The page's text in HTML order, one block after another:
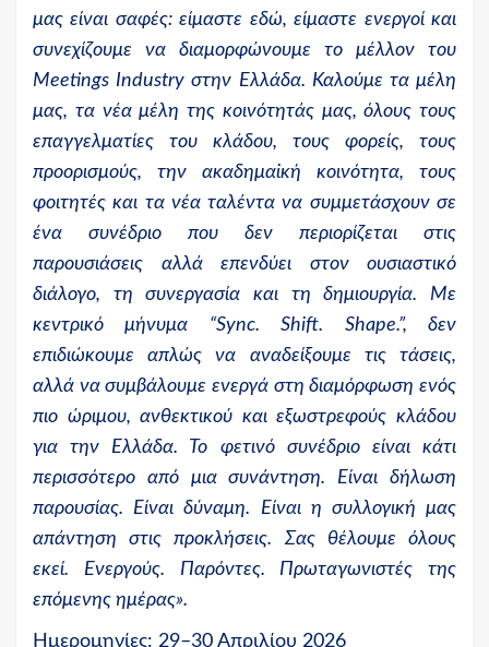
μας είναι σαφές: είμαστε εδώ, είμαστε ενεργοί και
συνεχίζουμε να διαμορφώνουμε το μέλλον του
Meetings Industry στην Ελλάδα. Καλούμε τα μέλη
μας, τα νέα μέλη της κοινότητάς μας, όλους τους
επαγγελματίες του κλάδου, τους φορείς, τους
προορισμούς, την ακαδημαϊκή κοινότητα, τους
φοιτητές και τα νέα ταλέντα να συμμετάσχουν σε
ένα συνέδριο που δεν περιορίζεται στις
παρουσιάσεις αλλά επενδύει στον ουσιαστικό
διάλογο, τη συνεργασία και τη δημιουργία. Με
κεντρικό μήνυμα “Sync. Shift. Shape.”, δεν
επιδιώκουμε απλώς να αναδείξουμε τις τάσεις,
αλλά να συμβάλουμε ενεργά στη διαμόρφωση ενός
πιο ώριμου, ανθεκτικού και εξωστρεφούς κλάδου
για την Ελλάδα. Το φετινό συνέδριο είναι κάτι
περισσότερο από μια συνάντηση. Είναι δήλωση
παρουσίας. Είναι δύναμη. Είναι η συλλογική μας
απάντηση στις προκλήσεις. Σας θέλουμε όλους
εκεί. Ενεργούς. Παρόντες. Πρωταγωνιστές της
επόμενης ημέρας».
Ημερομηνίες: 29–30 Απριλίου 2026